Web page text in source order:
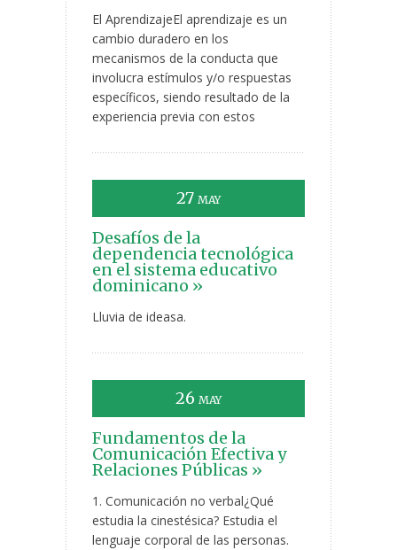
El AprendizajeEl aprendizaje es un
cambio duradero en los
mecanismos de la conducta que
involucra estímulos y/o respuestas
específicos, siendo resultado de la
experiencia previa con estos
27 MAY
Desafíos de la
dependencia tecnológica
en el sistema educativo
dominicano »
Lluvia de ideasa.
26 MAY
Fundamentos de la
Comunicación Efectiva y
Relaciones Públicas »
1. Comunicación no verbal¿Qué
estudia la cinestésica? Estudia el
lenguaje corporal de las personas.